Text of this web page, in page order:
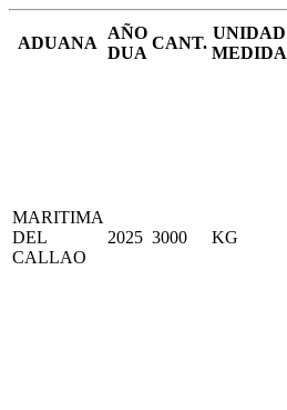
ADUANA
AÑO
DUA
CANT.
UNIDAD
MEDIDA
MARITIMA
DEL
CALLAO
2025 3000 KG